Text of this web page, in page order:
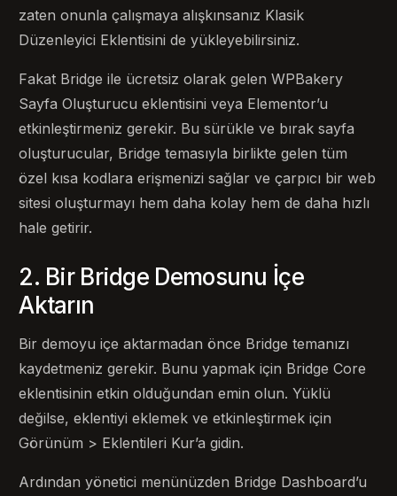
zaten onunla çalışmaya alışkınsanız Klasik
Düzenleyici Eklentisini de yükleyebilirsiniz.
Fakat Bridge ile ücretsiz olarak gelen WPBakery
Sayfa Oluşturucu eklentisini veya Elementor’u
etkinleştirmeniz gerekir. Bu sürükle ve bırak sayfa
oluşturucular, Bridge temasıyla birlikte gelen tüm
özel kısa kodlara erişmenizi sağlar ve çarpıcı bir web
sitesi oluşturmayı hem daha kolay hem de daha hızlı
hale getirir.
2. Bir Bridge Demosunu İçe
Aktarın
Bir demoyu içe aktarmadan önce Bridge temanızı
kaydetmeniz gerekir. Bunu yapmak için Bridge Core
eklentisinin etkin olduğundan emin olun. Yüklü
değilse, eklentiyi eklemek ve etkinleştirmek için
Görünüm > Eklentileri Kur’a gidin.
Ardından yönetici menünüzden Bridge Dashboard’u